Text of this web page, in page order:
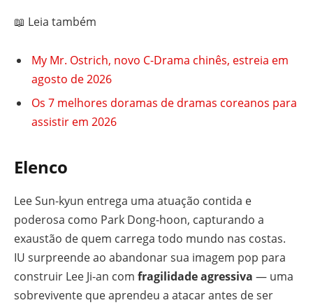
📖 Leia também
My Mr. Ostrich, novo C-Drama chinês, estreia em
agosto de 2026
Os 7 melhores doramas de dramas coreanos para
assistir em 2026
Elenco
Lee Sun-kyun entrega uma atuação contida e
poderosa como Park Dong-hoon, capturando a
exaustão de quem carrega todo mundo nas costas.
IU surpreende ao abandonar sua imagem pop para
construir Lee Ji-an com fragilidade agressiva — uma
sobrevivente que aprendeu a atacar antes de ser